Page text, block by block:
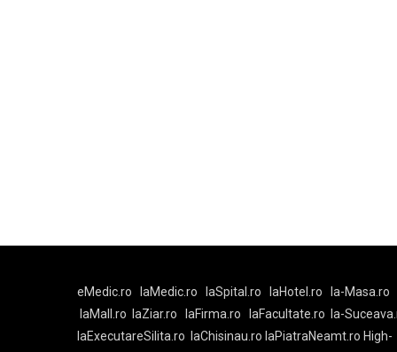
eMedic.ro laMedic.ro laSpital.ro laHotel.ro
la-Masa.ro
laMall.ro
laZiar.ro laFirma.ro laFacultate.ro
la-
laExecutareSilita.ro
laChisinau.ro laPiatraNeamt.ro High-